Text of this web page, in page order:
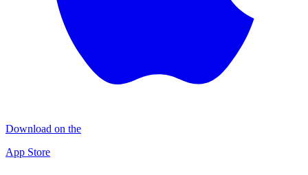
Download on the
App Store